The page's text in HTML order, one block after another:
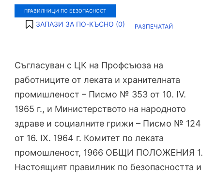
ПРАВИЛНИЦИ ПО БЕЗОПАСНОСТ
ЗАПАЗИ ЗА ПО-КЪСНО (0) РАЗПЕЧАТАЙ
Съгласуван с ЦК на Профсъюза на
работниците от леката и хранителната
промишленост – Писмо № 353 от 10. IV.
1965 г., и Министерството на народното
здраве и социалните грижи – Писмо № 124
от 16. IX. 1964 г. Комитет по леката
промошленост, 1966 ОБЩИ ПОЛОЖЕНИЯ 1.
Настоящият правилник по безопасността и